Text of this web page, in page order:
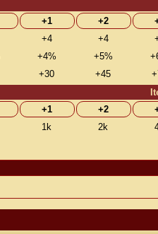
+1 +2
+4 +4
+4% +5%
+30 +45
+1 +2
1k 2k